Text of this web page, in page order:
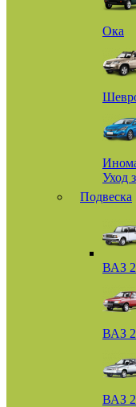
Ока
Уход
Подвеска
ВАЗ
ВАЗ
ВАЗ